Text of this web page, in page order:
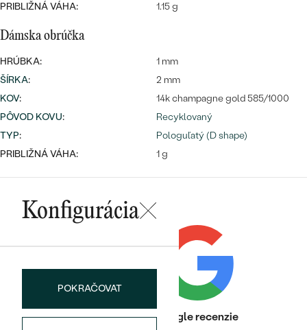
PRIBLIŽNÁ VÁHA: 1.15 g
Dámska obrúčka
HRÚBKA:
1 mm
ŠÍRKA:
2 mm
KOV:
14k champagne gold 585/1000
PÔVOD KOVU:
Recyklovaný
TYP:
Pologuľatý (D shape)
PRIBLIŽNÁ VÁHA:
1 g
Konfigurácia
POKRAČOVAT
Heuréka recenzieGoogle recenzie